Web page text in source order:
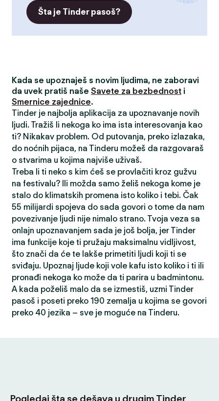
Šta je Tinder pasoš?
Kada se upoznaješ s novim ljudima, ne zaboravi
da uvek pratiš naše Savete za bezbednost i
Smernice zajednice.
Tinder je najbolja aplikacija za upoznavanje novih
ljudi. Tražiš li nekoga ko ima ista interesovanja kao
ti? Nikakav problem. Od putovanja, preko izlazaka,
do noćnih pijaca, na Tinderu možeš da razgovaraš
o stvarima u kojima najviše uživaš.
Treba li ti neko s kim ćeš se provlačiti kroz gužvu
na festivalu? Ili možda samo želiš nekoga kome je
stalo do klimatskih promena isto koliko i tebi. Čak
55 milijardi spojeva do sada govori o tome da nam
povezivanje ljudi nije nimalo strano. Tvoja veza sa
onlajn upoznavanjem sada je još bolja, jer Tinder
ima funkcije koje ti pružaju maksimalnu vidljivost,
što znači da će te lakše primetiti ljudi koji ti se
sviđaju. Upoznaj ljude koji vole kafu isto koliko i ti ili
pronađi nekoga ko može da ti parira u badmintonu.
A kada poželiš malo da se izmestiš, uzmi Tinder
pasoš i poseti preko 190 zemalja u kojima se govori
preko 40 jezika – sve je moguće na Tinderu.
Pogledaj šta se dešava u drugim Tinder